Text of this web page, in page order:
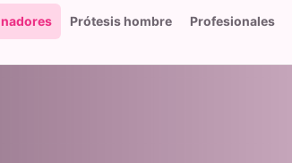
Prótesis hombre Profesionales